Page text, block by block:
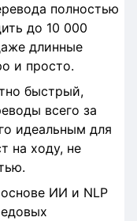
полностью
до 10 000
длинные
и просто.
быстрый,
всего за
идеальным для
на ходу, не
ИИ и NLP